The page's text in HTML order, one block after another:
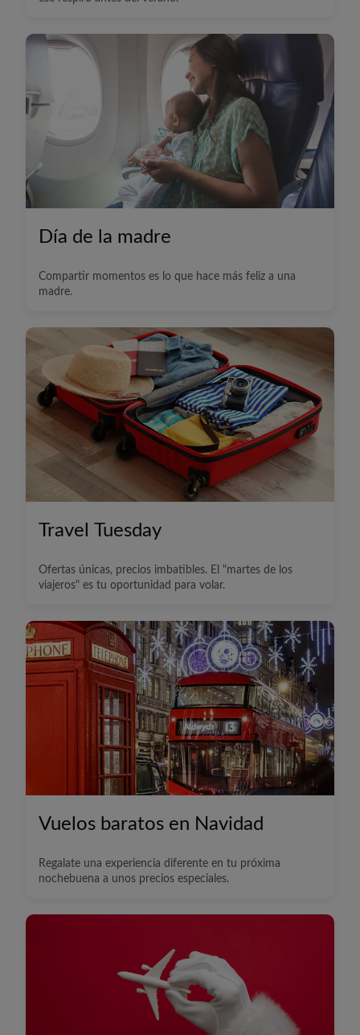
Día de la madre
Compartir momentos es lo que hace más feliz a una
madre.
Travel Tuesday
Ofertas únicas, precios imbatibles. El "martes de los
viajeros" es tu oportunidad para volar.
Vuelos baratos en Navidad
Regalate una experiencia diferente en tu próxima
nochebuena a unos precios especiales.